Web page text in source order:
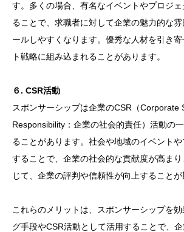
す。多くの場合、有名なイベントやプロジ
ることで、求職者に対して企業の魅力的な
ールしやすくなります。優秀な人材を引き
ト戦略に組み込まれることがあります。
６. CSR活動
スポンサーシップは企業のCSR（Corporate
Responsibility：企業の社会的責任）活動の
ることがあります。社会や地域のイベント
することで、企業の社会的な貢献度が高ま
じて、企業の評判や信頼性が向上することが
これらのメリットは、スポンサーシップを
グ手段やCSR活動として活用することで、